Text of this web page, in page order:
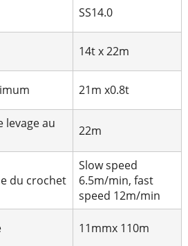
SS14.0
14t x 22m
21m x0.8t
levage au
22m
du crochet
Slow speed
6.5m/min, fast
speed 12m/min
11mmx 110m